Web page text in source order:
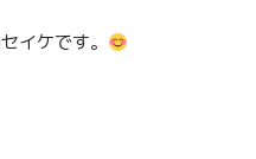
イケです。